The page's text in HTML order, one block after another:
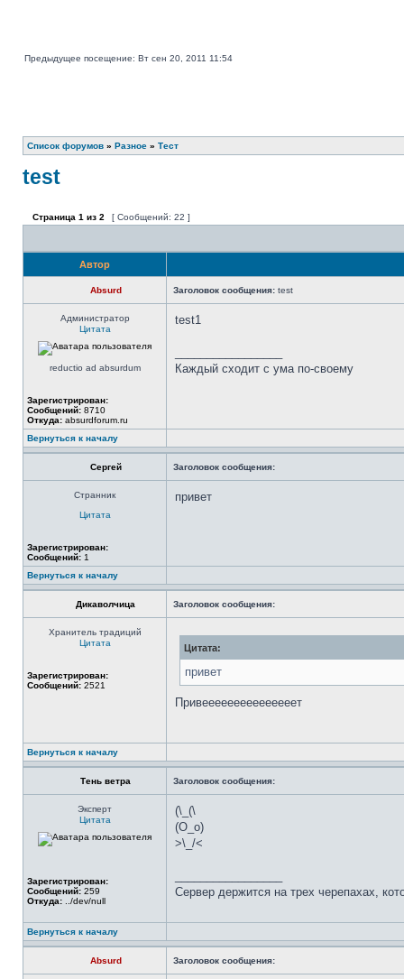
Предыдущее посещение: Вт сен 20, 2011 11:54
Список форумов » Разное » Тест
test
Страница 1 из 2 [ Сообщений: 22 ]
Автор
Absurd Заголовок сообщения: test
Администратор
Цитата
reductio ad absurdum
Зарегистрирован:
Сообщений: 8710
Откуда: absurdforum.ru
test1
Каждый сходит с ума по-своему
Вернуться к началу
Сергей Заголовок сообщения:
Странник
Цитата
Зарегистрирован:
Сообщений: 1
привет
Вернуться к началу
Дикаволчица Заголовок сообщения:
Хранитель традиций
Цитата
Зарегистрирован:
Сообщений: 2521
Цитата:
привет
Привееееееееееееееет
Вернуться к началу
Тень ветра Заголовок сообщения:
Эксперт
Цитата
Зарегистрирован:
Сообщений: 259
Откуда: ../dev/null
(\_(\
(O_o)
>\_/<
Сервер держится на трех черепахах,
Вернуться к началу
Absurd Заголовок сообщения: